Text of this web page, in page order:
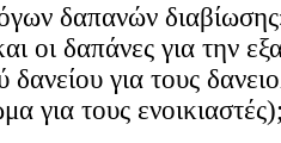
δαπανών
οι δαπάνες για την
για τους
για τους